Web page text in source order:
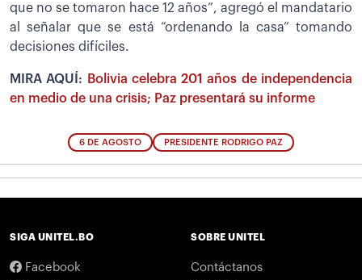
que no se tomaron hace 12 años”, agregó el mandatario
al señalar que se está “ordenando la casa” tomando
decisiones difíciles.
MIRA AQUÍ:
Bolivia celebra 201 años de independencia
en medio de una crisis; Paz presentará su informe
6 DE AGOSTO PRESIDENTE RODRIGO PAZ
SIGA UNITEL.BO
Facebook
SOBRE UNITEL
Contáctanos